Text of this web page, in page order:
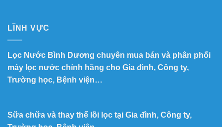
LĨNH VỰC
Lọc Nước Bình Dương chuyên mua bán và phân phối
máy lọc nước chính hãng cho Gia đình, Công ty,
Trường học, Bệnh viện…
Sữa chữa và thay thế lõi lọc tại Gia đình, Công ty,